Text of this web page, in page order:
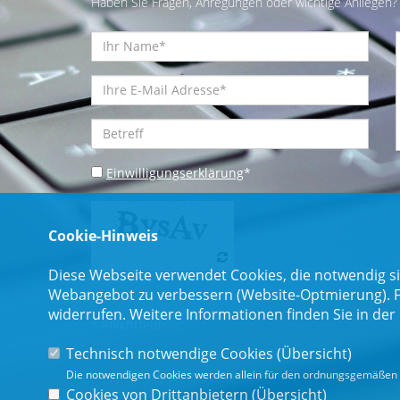
Einwilligungserklärung*
* Pflichtfeld
Cookie-Hinweis
Diese Webseite verwendet Cookies, die
Webangebot zu verbessern (Website-
widerrufen. Weitere Informationen finden Sie in der
Technisch notwendige Cookies (Übersicht)
Die notwendigen Cookies werden allein für den
Cookies von Drittanbietern (Übersicht)